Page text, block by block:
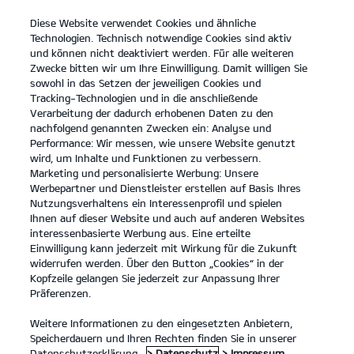
open
menu
KONTAKT
KONFIGURATOR
KONFIGURATOR
Gesamtpreis (UVP)**:23.790 €
Ausstattung
VORNE HINTEN
Diese Website verwendet Cookies und ähnliche
Technologien. Technisch notwendige Cookies sind aktiv
und können nicht deaktiviert werden. Für alle weiteren
Zwecke bitten wir um Ihre Einwilligung. Damit willigen Sie
sowohl in das Setzen der jeweiligen Cookies und
Tracking-Technologien und in die anschließende
Verarbeitung der dadurch erhobenen Daten zu den
nachfolgend genannten Zwecken ein: Analyse und
Performance: Wir messen, wie unsere Website genutzt
wird, um Inhalte und Funktionen zu verbessern.
Marketing und personalisierte Werbung: Unsere
Werbepartner und Dienstleister erstellen auf Basis Ihres
Nutzungsverhaltens ein Interessenprofil und spielen
Ihnen auf dieser Website und auch auf anderen Websites
interessenbasierte Werbung aus. Eine erteilte
Einwilligung kann jederzeit mit Wirkung für die Zukunft
widerrufen werden. Über den Button „Cookies“ in der
Kopfzeile gelangen Sie jederzeit zur Anpassung Ihrer
Präferenzen.
Weitere Informationen zu den eingesetzten Anbietern,
Speicherdauern und Ihren Rechten finden Sie in unserer